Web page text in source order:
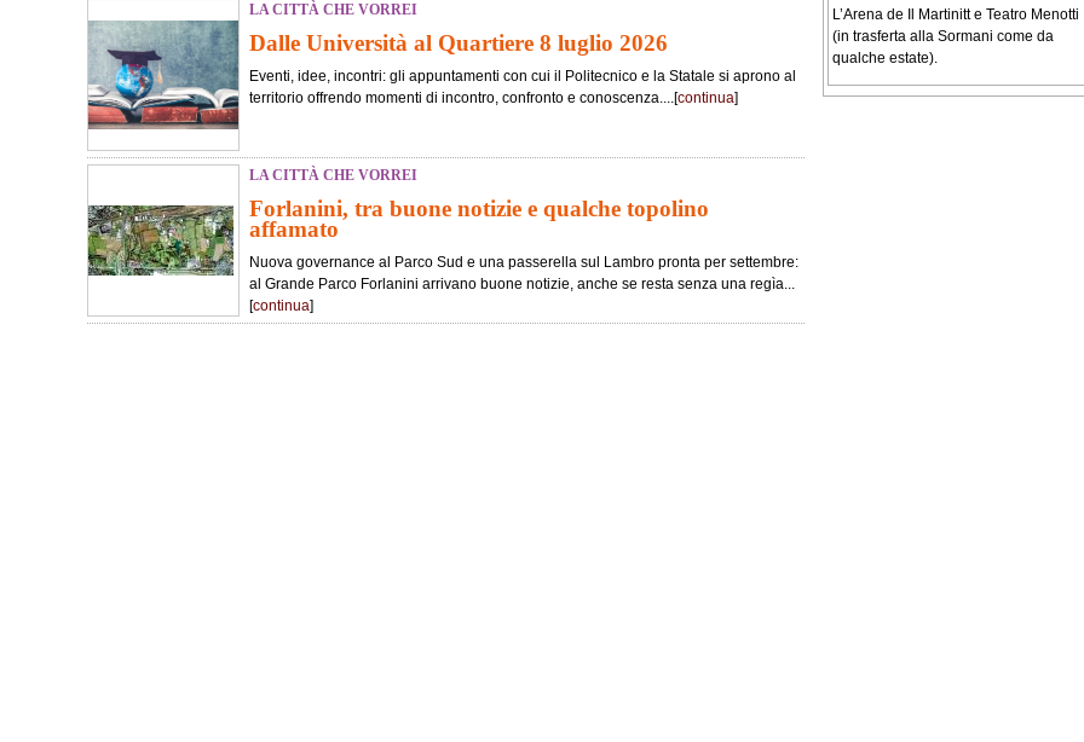
LA CITTÀ CHE VORREI
Dalle Università al Quartiere 8 luglio 2026
Eventi, idee, incontri: gli appuntamenti con cui il Politecnico e la Statale si aprono al
territorio offrendo momenti di incontro, confronto e conoscenza....[continua]
LA CITTÀ CHE VORREI
Forlanini, tra buone notizie e qualche topolino
affamato
Nuova governance al Parco Sud e una passerella sul Lambro pronta per settembre:
al Grande Parco Forlanini arrivano buone notizie, anche se resta senza una regìa...
[continua]
L’Arena de Il Martinitt e Teatro Menotti
(in trasferta alla Sormani come da
qualche estate).